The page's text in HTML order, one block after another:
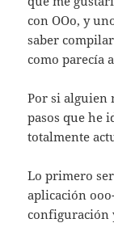
con OOo, y
saber
como parecía
Por si alguien
pasos que he
totalmente
Lo primero
aplicación
configuración